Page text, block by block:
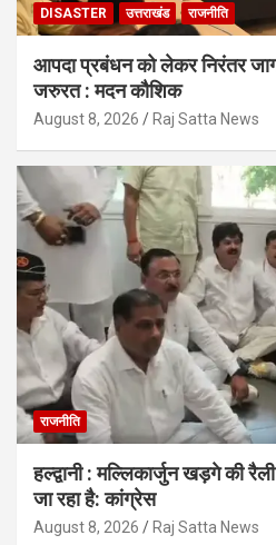
DISASTER उत्तराखंड राजनीति
आपदा प्रबंधन को लेकर निरंतर
जरुरत : मदन कौशिक
August 8, 2026 Raj Satta News
राजनीति
हल्द्वानी : मल्लिकार्जुन खड़गे की
जा रहा है: कांग्रेस
August 8, 2026 Raj Satta News